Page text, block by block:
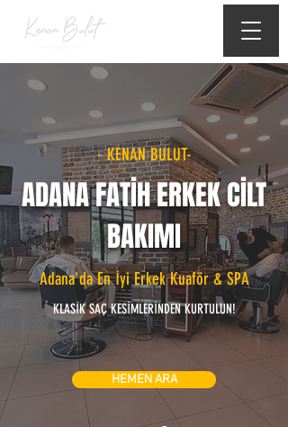
- KENAN BULUT-
ADANA FATİH ERKEK CİLT
BAKIMI
Adana'da En İyi Erkek Kuaför & SPA
KLASİK SAÇ KESİMLERİNDEN KURTULUN!
HEMEN ARA